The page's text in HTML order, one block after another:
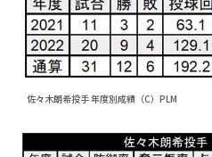
運営会社（別ウィンドウで開く）
特定商取引法の表示
佐々木朗希投手 年度別成績（C）PLM